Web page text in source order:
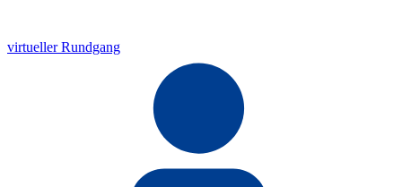
virtueller Rundgang